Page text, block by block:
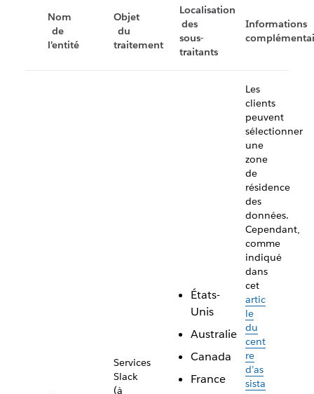
Nom
de
l’entité
Objet
du
traitement
Localisation
des
sous-
traitants
Informations
Services
Slack
(à
États-
Unis
Australie
Canada
France
Les
clients
peuvent
sélectionner
une
zone
de
résidence
des
données.
Cependant,
comme
indiqué
dans
cet
artic
le
du
cent
re
d’as
sista